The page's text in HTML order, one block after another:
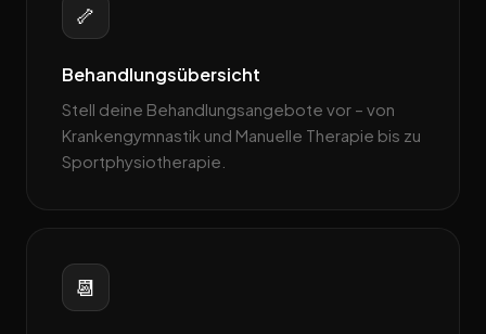
🦴
Behandlungsübersicht
Stell deine Behandlungsangebote vor – von
Krankengymnastik und Manuelle Therapie bis zu
Sportphysiotherapie.
📆